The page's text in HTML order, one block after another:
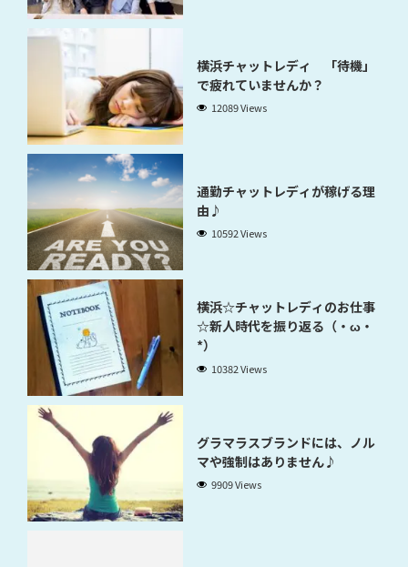
横浜チャットレディ 「待機」
で疲れていませんか？
12089 Views
通勤チャットレディが稼げる理
由♪
10592 Views
横浜☆チャットレディのお仕事
☆新人時代を振り返る（・ω・
*）
10382 Views
グラマラスブランドには、ノル
マや強制はありません♪
9909 Views